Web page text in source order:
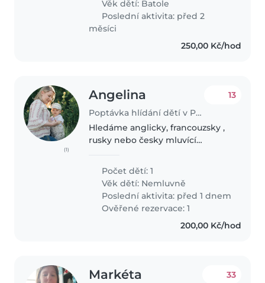
Věk dětí: Batole
Poslední aktivita: před 2
měsíci
250,00 Kč/hod
(1)
Angelina
Poptávka hlídání dětí v Praha
13
Hledáme anglicky, francouzsky ,
rusky nebo česky mluvící
pohodlně pečovat o našeho
velmi energického, zvědavého a
hravého 14měsíčního syna.
Oceníme..
Počet dětí: 1
Věk dětí: Nemluvně
Poslední aktivita: před 1 dnem
Ověřené rezervace: 1
200,00 Kč/hod
Markéta 33